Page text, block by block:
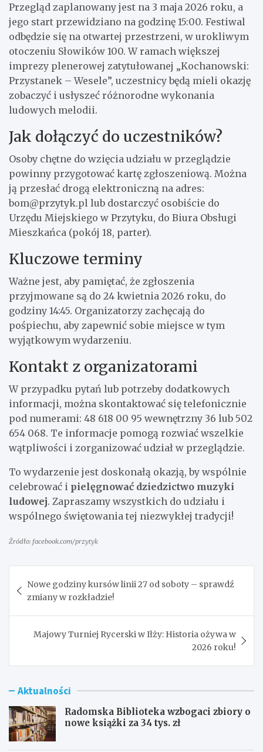
Przegląd zaplanowany jest na 3 maja 2026 roku, a
jego start przewidziano na godzinę 15:00. Festiwal
odbędzie się na otwartej przestrzeni, w urokliwym
otoczeniu Słowików 100. W ramach większej
imprezy plenerowej zatytułowanej „Kochanowski:
Przystanek – Wesele”, uczestnicy będą mieli okazję
zobaczyć i usłyszeć różnorodne wykonania
ludowych melodii.
Jak dołączyć do uczestników?
Osoby chętne do wzięcia udziału w przeglądzie
powinny przygotować kartę zgłoszeniową. Można
ją przesłać drogą elektroniczną na adres:
bom@przytyk.pl lub dostarczyć osobiście do
Urzędu Miejskiego w Przytyku, do Biura Obsługi
Mieszkańca (pokój 18, parter).
Kluczowe terminy
Ważne jest, aby pamiętać, że zgłoszenia
przyjmowane są do 24 kwietnia 2026 roku, do
godziny 14:45. Organizatorzy zachęcają do
pośpiechu, aby zapewnić sobie miejsce w tym
wyjątkowym wydarzeniu.
Kontakt z organizatorami
W przypadku pytań lub potrzeby dodatkowych
informacji, można skontaktować się telefonicznie
pod numerami: 48 618 00 95 wewnętrzny 36 lub 502
654 068. Te informacje pomogą rozwiać wszelkie
wątpliwości i zorganizować udział w przeglądzie.
To wydarzenie jest doskonałą okazją, by wspólnie
celebrować i pielęgnować dziedzictwo muzyki
ludowej. Zapraszamy wszystkich do udziału i
wspólnego świętowania tej niezwykłej tradycji!
Źródło: facebook.com/przytyk
wpisu
Nowe godziny kursów linii 27 od soboty – sprawdź
zmiany w rozkładzie!
Majowy Turniej Rycerski w Iłży: Historia ożywa w
2026 roku!
Aktualności
Radomska Biblioteka wzbogaci zbiory o
nowe książki za 34 tys. zł